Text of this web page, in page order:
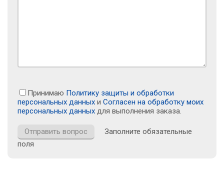
Принимаю Политику защиты и обработки
персональных данных и Согласен на обработку моих
персональных данных для выполнения заказа.
Заполните обязательные
поля